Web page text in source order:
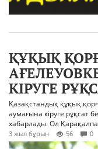
ҚҰҚЫҚ
КІРУГЕ
Қазақстандық құқық
аумағына кіруге рұқсат
хабарлады. Ол
3 жыл бұрын 56 0